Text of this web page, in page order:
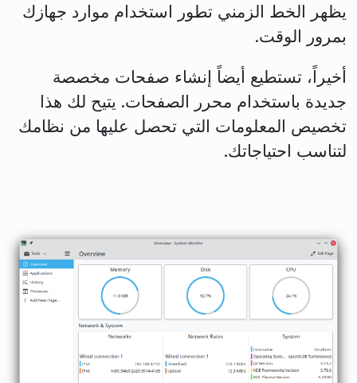
يظهر الخط الزمني تطور استخدام موارد جهازك
بمرور الوقت.
أخيراً، تستطيع أيضاً إنشاء صفحات مخصصة
جديدة باستخدام محرر الصفحات. يتيح لك هذا
تخصيص المعلومات التي تحصل عليها من نظامك
لتناسب احتياجاتك.